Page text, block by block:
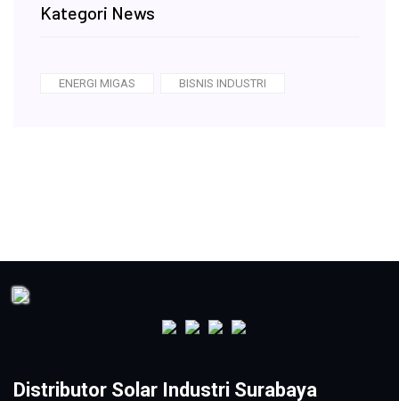
Kategori News
ENERGI MIGAS BISNIS INDUSTRI
Distributor Solar Industri Surabaya